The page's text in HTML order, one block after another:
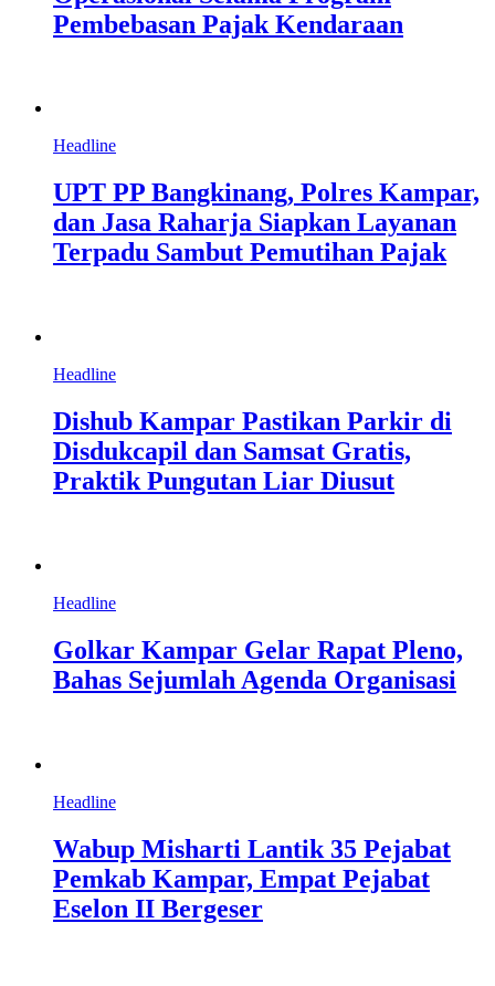
Pembebasan Pajak Kendaraan
Headline
UPT PP Bangkinang, Polres Kampar,
dan Jasa Raharja Siapkan Layanan
Terpadu Sambut Pemutihan Pajak
Headline
Dishub Kampar Pastikan Parkir di
Disdukcapil dan Samsat Gratis,
Praktik Pungutan Liar Diusut
Headline
Golkar Kampar Gelar Rapat Pleno,
Bahas Sejumlah Agenda Organisasi
Headline
Wabup Misharti Lantik 35 Pejabat
Pemkab Kampar, Empat Pejabat
Eselon II Bergeser